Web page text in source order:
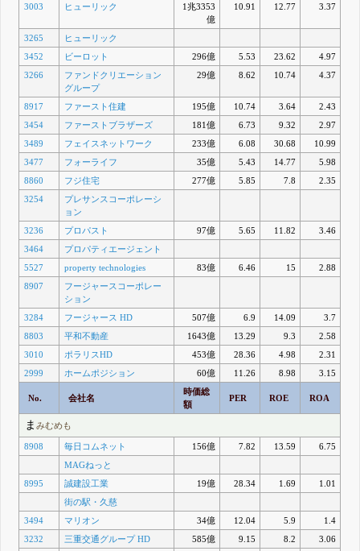
3003
ヒューリック
1兆3353
億
10.91 12.77 3.37
3265
ヒューリック
3452
ビーロット 296億 5.53 23.62
4.97
3266
ファンドクリエーション
グループ
29億 8.62 10.74 4.37
8917 ファースト住建 195億 10.74 3.64
2.43
3454
ファーストブラザーズ 181億 6.73 9.32
2.97
3489
フェイスネットワーク 233億 6.08 30.68
10.99
3477
フォーライフ 35億 5.43 14.77
5.98
8860
フジ住宅 277億 5.85 7.8
2.35
3254
プレサンスコーポレーシ
ョン
3236
プロパスト 97億 5.65 11.82
3.46
3464
プロパティエージェント
5527
property technologies 83億 6.46 15
2.88
8907
フージャースコーポレー
ション
3284
フージャース HD 507億 6.9 14.09
3.7
8803
平和不動産 1643億 13.29 9.3
2.58
3010
ポラリスHD 453億 28.36 4.98
2.31
2999
ホームポジション 60億 11.26 8.98 3.15
No. 会社名
時価総
額
PER ROE ROA
まみむめも
8908 毎日コムネット 156億 7.82 13.59
6.75
MAGねっと
8995
誠建設工業 19億 28.34 1.69
1.01
街の駅・久慈
3494
マリオン 34億 12.04 5.9
1.4
3232
三重交通グループ HD 585億 9.15 8.2
3.06